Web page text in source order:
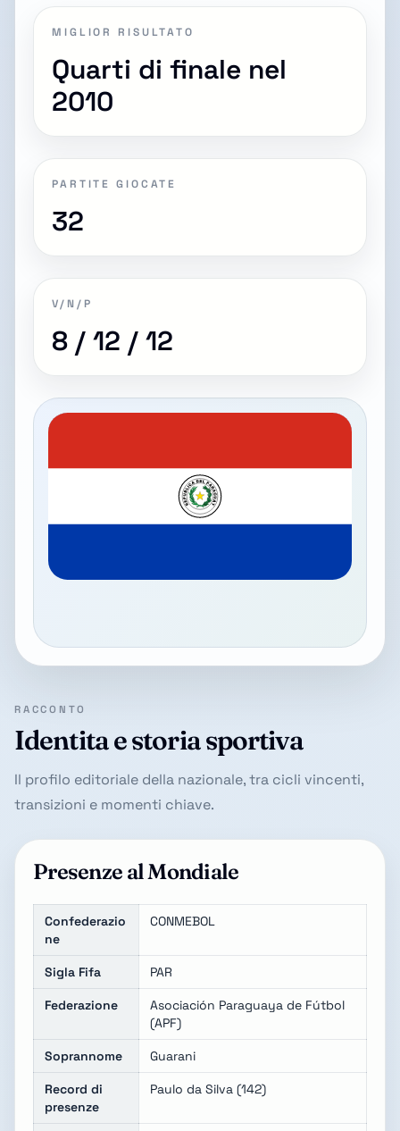
MIGLIOR RISULTATO
Quarti di finale nel
2010
PARTITE GIOCATE
32
V/N/P
8 / 12 / 12
RACCONTO
Identita e storia sportiva
Il profilo editoriale della nazionale, tra cicli vincenti,
transizioni e momenti chiave.
Presenze al Mondiale
Confederazio
ne
CONMEBOL
Sigla Fifa PAR
Federazione
Asociación Paraguaya de Fútbol
(APF)
Soprannome Guarani
Record di
presenze
Paulo da Silva (142)